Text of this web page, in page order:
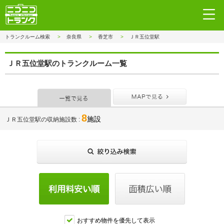
トランクルーム検索 奈良県 香芝市 ＪＲ五位堂駅
ＪＲ五位堂駅のトランクルーム一覧
ＪＲ五位堂駅の収納施設数 8施設
おすすめ物件を優先して表示